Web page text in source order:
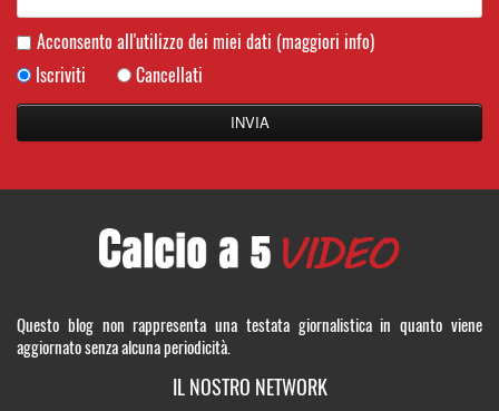
Acconsento all'utilizzo dei miei dati (maggiori info)
Iscriviti
Cancellati
Questo blog non rappresenta una testata giornalistica in quanto viene
aggiornato senza alcuna periodicità.
IL NOSTRO NETWORK